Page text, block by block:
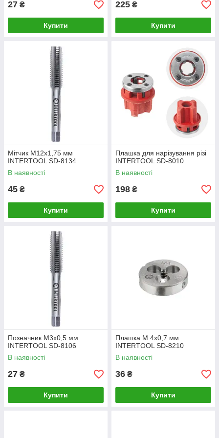
27 ₴
Купити
225 ₴
Купити
Мітчик M12x1,75 мм
INTERTOOL SD-8134
В наявності
45 ₴
Купити
Плашка для нарізування різі
INTERTOOL SD-8010
В наявності
198 ₴
Купити
Позначник M3x0,5 мм
INTERTOOL SD-8106
В наявності
27 ₴
Купити
Плашка M 4x0,7 мм
INTERTOOL SD-8210
В наявності
36 ₴
Купити